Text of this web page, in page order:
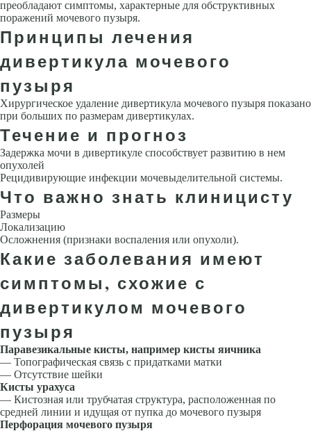
преобладают симптомы, характерные для обструктивных
поражений мочевого пузыря.
Принципы лечения
дивертикула мочевого
пузыря
Хирургическое удаление дивертикула мочевого пузыря показано
при больших по размерам дивертикулах.
Течение и прогноз
Задержка мочи в дивертикуле способствует развитию в нем
опухолей
Рецидивирующие инфекции мочевыделительной системы.
Что важно знать клиницисту
Размеры
Локализацию
Осложнения (признаки воспаления или опухоли).
Какие заболевания имеют
симптомы, схожие с
дивертикулом мочевого
пузыря
Паравезикальные кисты, например кисты яичника
— Топографическая связь с придатками матки
— Отсутствие шейки
Кисты урахуса
— Кистозная или трубчатая структура, расположенная по
средней линии и идущая от пупка до мочевого пузыря
Перфорация мочевого пузыря